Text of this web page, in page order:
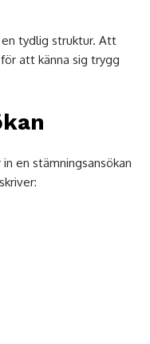
tydlig struktur. Att
att känna sig trygg
en stämningsansökan